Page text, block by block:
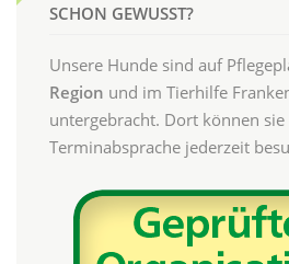
SCHON GEWUSST?
Unsere Hunde sind auf
Region und im Tierhilfe
untergebracht. Dort können sie
Terminabsprache jederzeit